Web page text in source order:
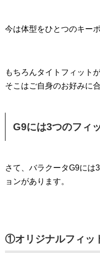
今は体型をひとつのキー
もちろんタイトフィット
そこはご自身のお好みに
G9には3つのフィ
さて、バラクータG9には
ョンがあります。
①オリジナルフィッ